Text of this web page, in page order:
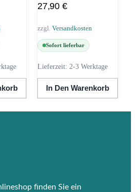
27,90 €
zzgl. Versandkosten
Sofort lieferbar
Lieferzeit: 2-3 Werktage
In Den Warenkorb
finden Sie ein